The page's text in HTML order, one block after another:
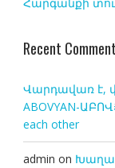
Recent
Վարդավառ է,
ABOVYAN-
each other
admin on